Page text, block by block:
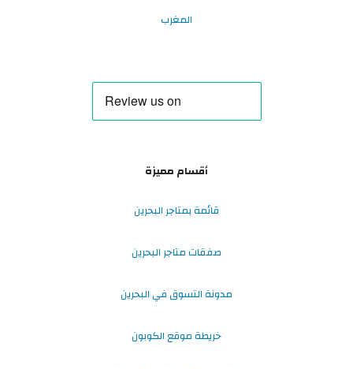
المغرب
أقسام مميزة
قائمة بمتاجر البحرين
صفقات متاجر البحرين
مدونة التسوق في البحرين
خريطة موقع الكوبون